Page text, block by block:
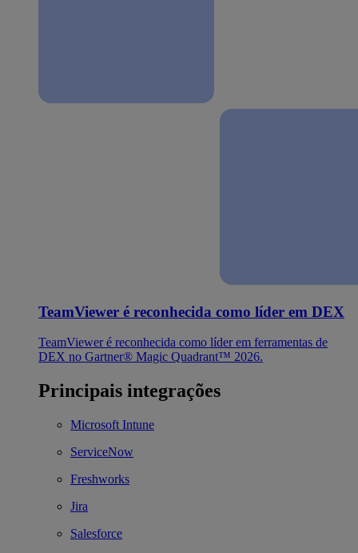
TeamViewer é reconhecida como líder em DEX
TeamViewer é reconhecida como líder em ferramentas de
DEX no Gartner® Magic Quadrant™ 2026.
Principais integrações
Microsoft Intune
ServiceNow
Freshworks
Jira
Salesforce